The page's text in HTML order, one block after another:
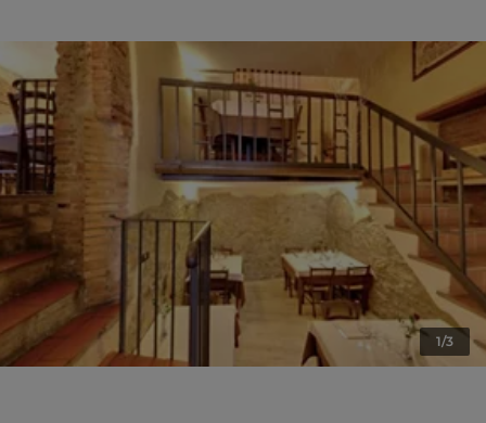
1/3